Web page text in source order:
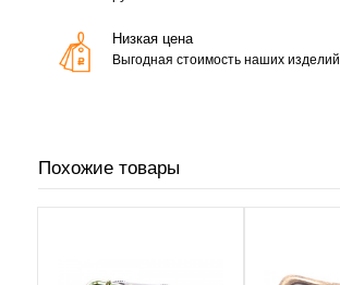
Низкая цена
Выгодная стоимость наших изделий
Похожие товары